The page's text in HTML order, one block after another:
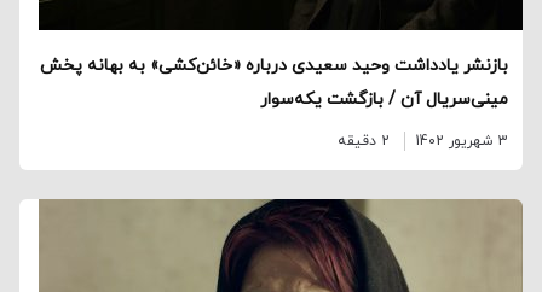
بازنشر یادداشت وحید سعیدی درباره «خائن‌کشی» به بهانه پخش
مینی‌سریال آن / بازگشت یکه‌سوار
3 شهریور 1402 2 دقیقه